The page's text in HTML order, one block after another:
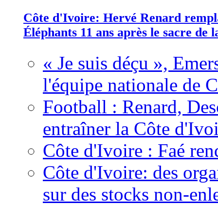
Côte d'Ivoire: Hervé Renard
Éléphants 11 ans après le sacre de
« Je suis déçu »,
l'équipe nationale de
Football : Renard,
entraîner la Côte
Côte d'Ivoire : Faé
Côte d'Ivoire: des
sur des stocks non-